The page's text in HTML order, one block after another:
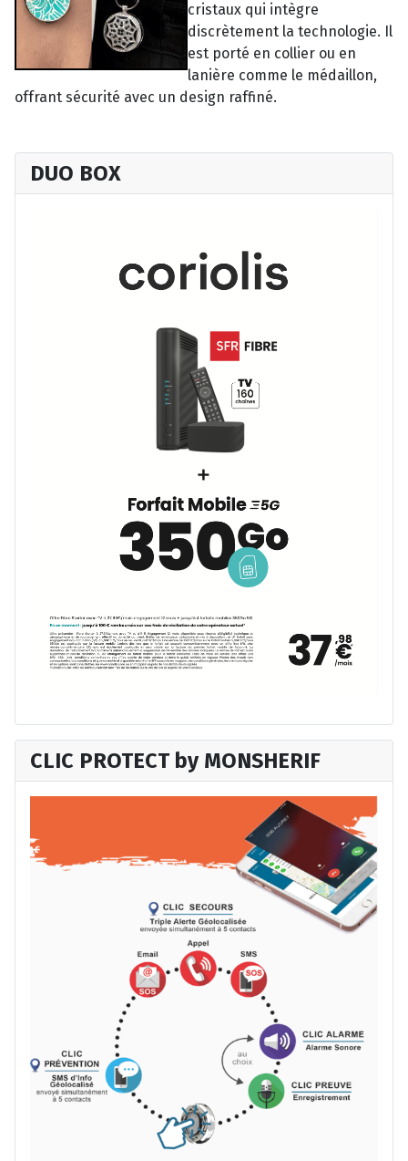
cristaux qui intègre
discrètement la technologie. Il
est porté en collier ou en
lanière comme le médaillon,
offrant sécurité avec un design raffiné.
DUO BOX
CLIC PROTECT by MONSHERIF